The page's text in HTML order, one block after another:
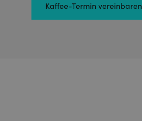
Kaffee-Termin vereinbaren